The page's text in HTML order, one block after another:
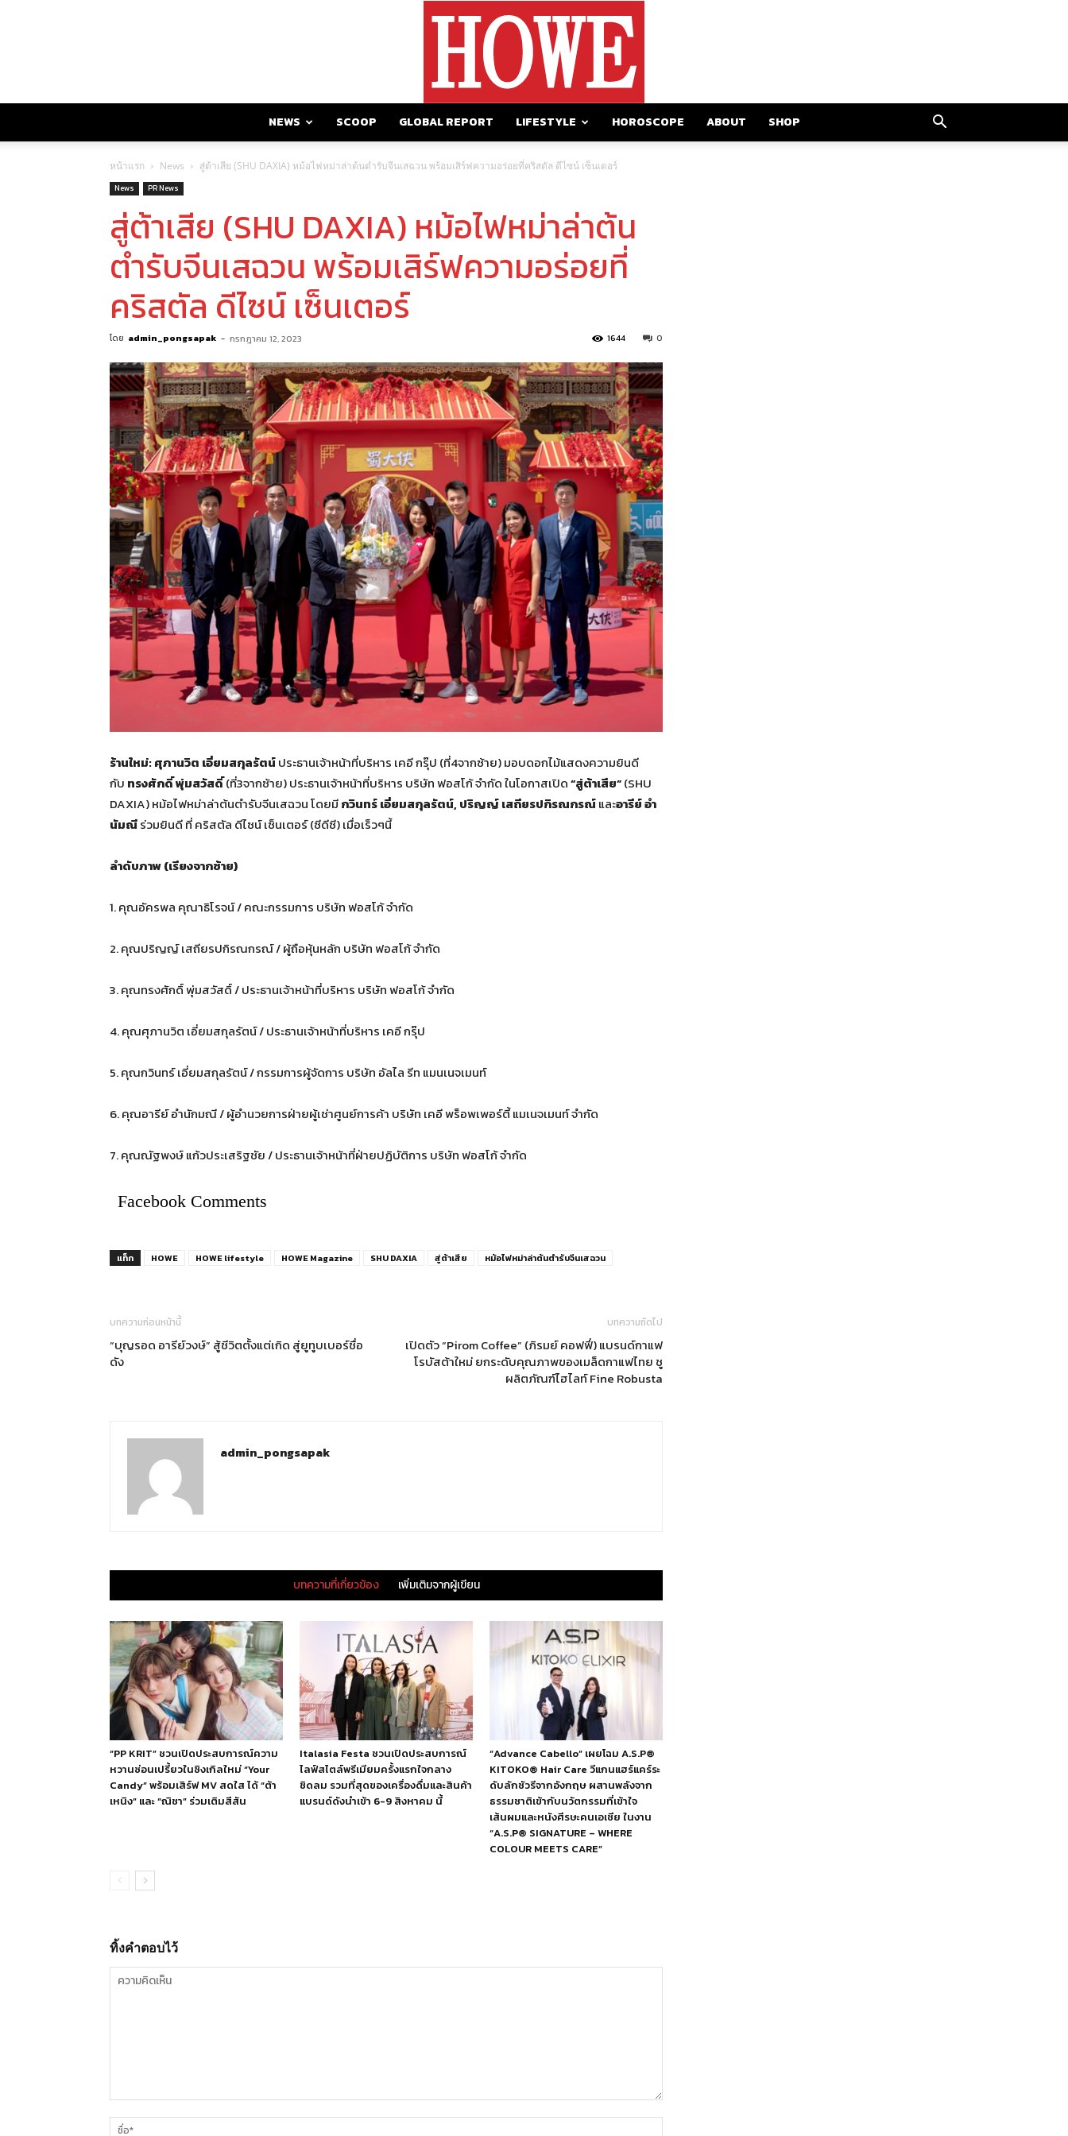
NEWS SCOOP GLOBAL REPORT LIFESTYLE HOROSCOPE ABOUT SHOP
หน้าแรก News สู่ต้าเสีย (SHU DAXIA) หม้อไฟหม่าล่าต้นตำรับจีนเสฉวน พร้อมเสิร์ฟความอร่อยที่คริสตัล ดีไซน์ เซ็นเตอร์
News PR News
สู่ต้าเสีย (SHU DAXIA) หม้อไฟหม่าล่าต้น
ตำรับจีนเสฉวน พร้อมเสิร์ฟความอร่อยที่
คริสตัล ดีไซน์ เซ็นเตอร์
โดย admin_pongsapak - กรกฎาคม 12, 2023 0
1644
ร้านใหม่: ศุภานวิต เอี่ยมสกุลรัตน์ประธานเจ้าหน้าที่บริหาร เคอี กรุ๊ป (ที่4จากซ้าย) มอบดอกไม้แสดงความยินดี
กับ ทรงศักดิ์ พุ่มสวัสดิ์(ที่3จากซ้าย) ประธานเจ้าหน้าที่บริหาร บริษัท ฟอสโก้ จำกัด ในโอกาสเปิด“สู่ต้าเสีย”(SHU
DAXIA)หม้อไฟหม่าล่าต้นตำรับจีนเสฉวน โดยมีกวินทร์ เอี่ยมสกุลรัตน์, ปริญญ์ เสถียรปกิรณกรณ์และอารีย์ อำ
นัมณีร่วมยินดี ที่ คริสตัล ดีไซน์ เซ็นเตอร์ (ซีดีซี) เมื่อเร็วๆนี้
ลำดับภาพ (เรียงจากซ้าย)
1. คุณอัครพล คุณาธิโรจน์ / คณะกรรมการ บริษัท ฟอสโก้ จำกัด
2. คุณปริญญ์ เสถียรปกิรณกรณ์ / ผู้ถือหุ้นหลัก บริษัท ฟอสโก้ จำกัด
3. คุณทรงศักดิ์ พุ่มสวัสดิ์ / ประธานเจ้าหน้าที่บริหาร บริษัท ฟอสโก้ จำกัด
4. คุณศุภานวิต เอี่ยมสกุลรัตน์ / ประธานเจ้าหน้าที่บริหาร เคอี กรุ๊ป
5. คุณกวินทร์ เอี่ยมสกุลรัตน์ / กรรมการผู้จัดการ บริษัท อัลไล รีท แมนเนจเมนท์
6. คุณอารีย์ อำนักมณี / ผู้อำนวยการฝ่ายผู้เช่าศูนย์การค้า บริษัท เคอี พร็อพเพอร์ตี้ แมเนจเมนท์ จำกัด
7. คุณณัฐพงษ์ แก้วประเสริฐชัย / ประธานเจ้าหน้าที่ฝ่ายปฏิบัติการ บริษัท ฟอสโก้ จำกัด
Facebook Comments
แท็ก HOWE HOWE lifestyle HOWE Magazine SHU DAXIA สู่ต้าเสีย หม้อไฟหม่าล่าต้นตำรับจีนเสฉวน
บทความก่อนหน้านี้
“บุญรอด อารีย์วงษ์” สู้ชีวิตตั้งแต่เกิด สู่ยูทูบเบอร์ชื่อ
ดัง
บทความถัดไป
เปิดตัว “Pirom Coffee” (ภิรมย์ คอฟฟี่) แบรนด์กาแฟ
โรบัสต้าใหม่ ยกระดับคุณภาพของเมล็ดกาแฟไทย ชู
ผลิตภัณฑ์ไฮไลท์ Fine Robusta
admin_pongsapak
บทความที่เกี่ยวข้อง เพิ่มเติมจากผู้เขียน
“PP KRIT” ชวนเปิดประสบการณ์ความ
หวานซ่อนเปรี้ยวในซิงเกิลใหม่ “Your
Candy” พร้อมเสิร์ฟ MV สดใส ได้ “ต้า
เหนิง” และ “ณิชา” ร่วมเติมสีสัน
Italasia Festa ชวนเปิดประสบการณ์
ไลฟ์สไตล์พรีเมียมครั้งแรกใจกลาง
ชิดลม รวมที่สุดของเครื่องดื่มและสินค้า
แบรนด์ดังนำเข้า 6-9 สิงหาคม นี้
“Advance Cabello” เผยโฉม A.S.P®
KITOKO® Hair Care วีแกนแฮร์แคร์ระ
ดับลักชัวรีจากอังกฤษ ผสานพลังจาก
ธรรมชาติเข้ากับนวัตกรรมที่เข้าใจ
เส้นผมและหนังศีรษะคนเอเชีย ในงาน
“A.S.P® SIGNATURE – WHERE
COLOUR MEETS CARE”
ทิ้งคำตอบไว้